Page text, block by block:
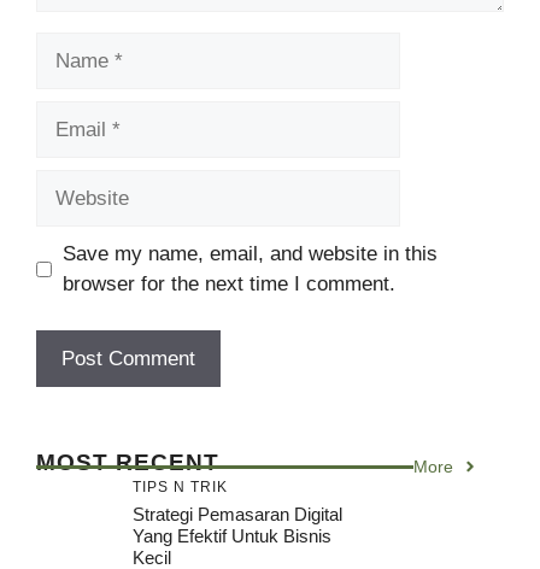
Save my name, email, and website in this
browser for the next time I comment.
MOST RECENT More
TIPS N TRIK
Strategi Pemasaran Digital
Yang Efektif Untuk Bisnis
Kecil